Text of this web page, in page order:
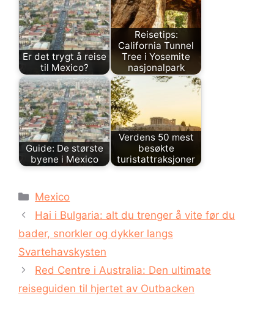
Er det trygt å reise
til Mexico?
Reisetips:
California Tunnel
Tree i Yosemite
nasjonalpark
Guide: De største
byene i Mexico
Verdens 50 mest
besøkte
turistattraksjoner
Kategorier
Mexico
Hai i Bulgaria: alt du trenger å vite før du
bader, snorkler og dykker langs
Svartehavskysten
Red Centre i Australia: Den ultimate
reiseguiden til hjertet av Outbacken